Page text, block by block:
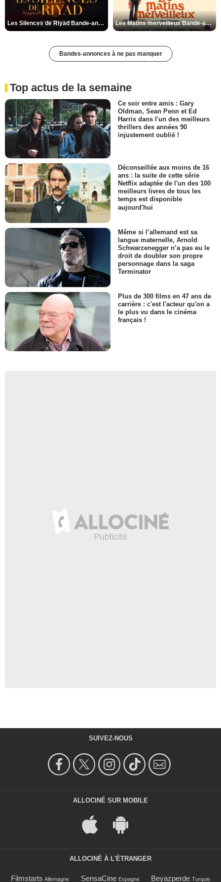
Les Silences de Riyad Bande-annonce VO STFR Les Matins merveilleux Bande-annonce VF
Bandes-annonces à ne pas manquer
Top actus de la semaine
Ce soir entre amis : Gary
Oldman, Sean Penn et Ed
Harris dans l'un des meilleurs
thrillers des années 90
injustement oublié !
Déconseillée aux moins de 16
ans : la suite de cette série
Netflix adaptée de l'un des 100
meilleurs livres de tous les
temps est disponible
aujourd'hui
Même si l’allemand est sa
langue maternelle, Arnold
Schwarzenegger n’a pas eu le
droit de doubler son propre
personnage dans la saga
Terminator
Plus de 300 films en 47 ans de
carrière : c'est l'acteur qu'on a
le plus vu dans le cinéma
français !
SUIVEZ-NOUS
ALLOCINÉ SUR MOBILE
ALLOCINÉ À L'ÉTRANGER
Filmstarts Allemagne SensaCine Espagne Beyazperde Turquie